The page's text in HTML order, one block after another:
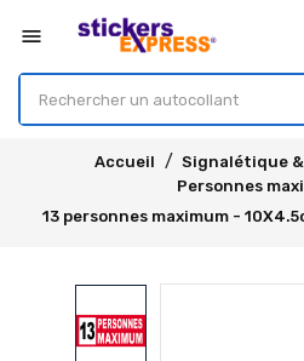
menu
Accueil
Signalétique
Personnes
13 personnes maximum -